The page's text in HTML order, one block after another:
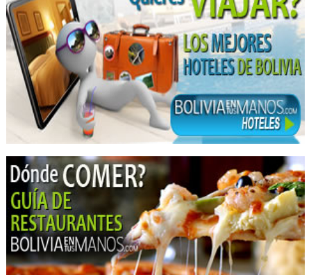
Equipamiento médico
Equipos e insumos hospitalarios
Equipo e Instrumental Médico, Hospitalario
Importaciones
Instrumental e Insumos Médicos
Insumos de medicina
Insumos Médicos
Citología
Laboratorios de Análisis Patológicos
Equipos de tratamiento de aguas
Purificadores de agua
Sistema de suministro de agua potable